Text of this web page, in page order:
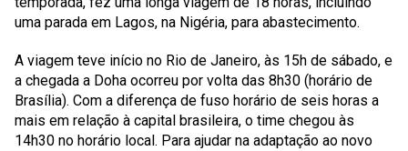
uma parada em Lagos, na Nigéria, para abastecimento.
A viagem teve início no Rio de Janeiro, às 15h de sábado, e
a chegada a Doha ocorreu por volta das 8h30 (horário de
Brasília). Com a diferença de fuso horário de seis horas a
mais em relação à capital brasileira, o time chegou às
14h30 no horário local. Para ajudar na adaptação ao novo